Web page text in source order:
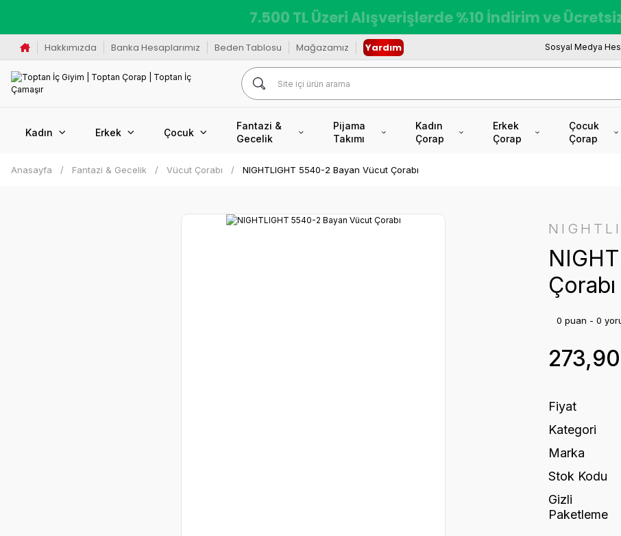
7.500 TL Üzeri Alışverişlerde %10 İndirim ve
Hakkımızda Banka Hesaplarımız Beden Tablosu Mağazamız Yardım Sosyal Medya
Kadın Erkek Çocuk
Fantazi &
Gecelik
Pijama
Takımı
Kadın
Çorap
Erkek
Çorap
Çocuk
Çorap
Anasayfa Fantazi & Gecelik Vücut Çorabı NIGHTLIGHT 5540-2 Bayan Vücut Çorabı
Çorabı
0 puan - 0
Fiyat
Kategori
Marka
Stok Kodu
Gizli
Paketleme